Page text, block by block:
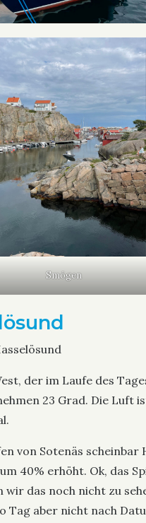
Smögen
der im Laufe des
23 Grad. Die Luft
von Sotenäs
40% erhöht. Ok, das
wir das noch nicht zu
Tag aber nicht nach